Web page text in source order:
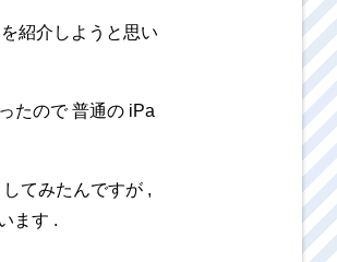
紹介しようと思い
たので 普通の iPa
てみたんですが ,
ます .